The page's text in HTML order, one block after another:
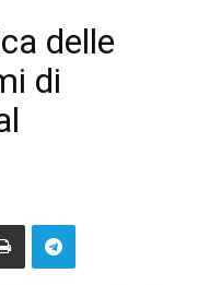
delle
di